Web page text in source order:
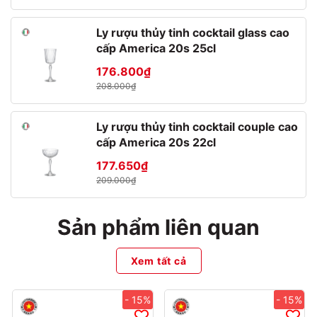
+ Hộp tròn 400ml: ∅10 x C9 cm
+ Hộp tròn cao 550ml: ∅10 x C12.3 cm
+ Hộp tròn cao1000ml: ∅10 x C18.8 cm
+ Hộp tròn 550ml: ∅12.4 x C9.5 cm
+ Hộp tròn 1000ml: ∅12.4 x C13.7 cm
+ Hộp tròn 1450ml: ∅12.4 x C18 cm
*THƯƠNG HIỆU IWAKI:
Iwaki - Thương hiệu Nhật - Chất lượng Nhật
Là thương hiệu ra đời năm 1883, thuộc sở hữu của Tập đoàn
Asahi Glass - Nhà sản xuất các sản phẩm thủy tinh lớn nhất thế
giới.
Ly rượu thủy tinh cocktail glass cao
cấp America 20s 25cl
176.800₫
208.000₫
Ly rượu thủy tinh cocktail couple cao
cấp America 20s 22cl
177.650₫
209.000₫
Sản phẩm liên quan
Xem tất cả
- 15% - 15%